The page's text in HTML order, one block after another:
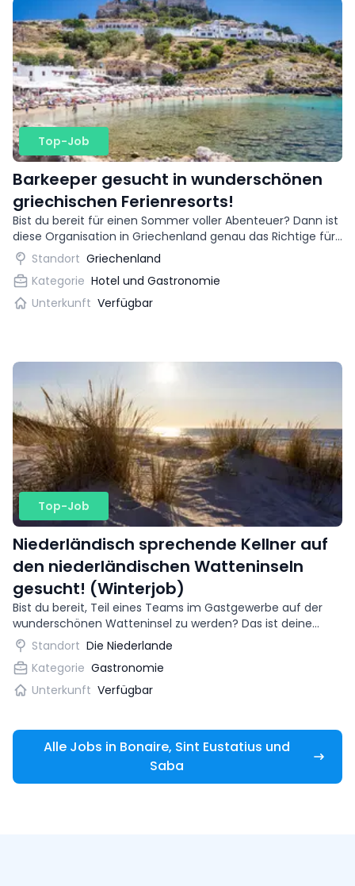
Top-Job
Barkeeper gesucht in wunderschönen
griechischen Ferienresorts!
Bist du bereit für einen Sommer voller Abenteuer? Dann ist
diese Organisation in Griechenland genau das Richtige für
dich. Du kannst als Barkeeper in wunderschönen
Urlaubszielen arbeiten!
Standort Griechenland
Kategorie Hotel und Gastronomie
Unterkunft Verfügbar
Top-Job
Niederländisch sprechende Kellner auf
den niederländischen Watteninseln
gesucht! (Winterjob)
Bist du bereit, Teil eines Teams im Gastgewerbe auf der
wunderschönen Watteninsel zu werden? Das ist deine
Chance, Abenteuer mit dem Sammeln internationaler
Berufserfahrung zu verbinden.
Standort Die Niederlande
Kategorie Gastronomie
Unterkunft Verfügbar
Alle Jobs in Bonaire, Sint Eustatius und
Saba